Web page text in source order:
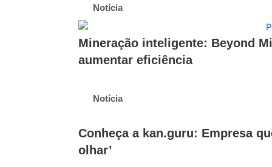
Notícia
Mineração inteligente: Beyond
aumentar eficiência
Notícia
Conheça a kan.guru: Empresa
olhar’